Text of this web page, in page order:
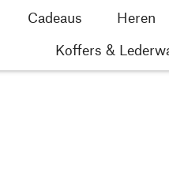
Cadeaus Heren
Koffers &